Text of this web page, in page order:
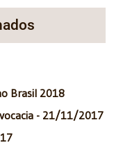
Brasil 2018
- 21/11/2017